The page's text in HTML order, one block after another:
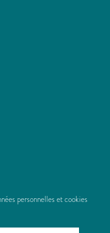
personnelles et cookies